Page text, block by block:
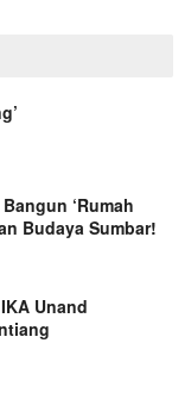
‘Rumah
Budaya Sumbar!
Unand